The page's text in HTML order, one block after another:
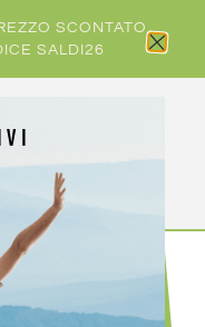
SCONTATO
SALDI26